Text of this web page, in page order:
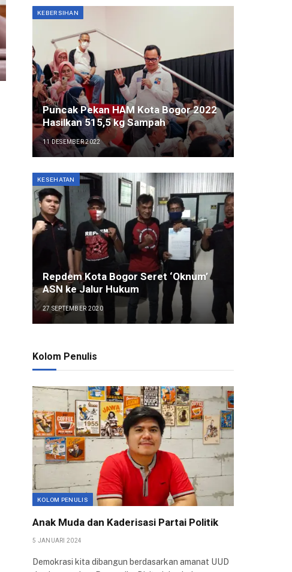
KEBERSIHAN
Puncak Pekan HAM Kota Bogor 2022
Hasilkan 515,5 kg Sampah
11 DESEMBER 2022
KESEHATAN
Repdem Kota Bogor Seret ‘Oknum’
ASN ke Jalur Hukum
27 SEPTEMBER 2020
Kolom Penulis
KOLOM PENULIS
Anak Muda dan Kaderisasi Partai Politik
5 JANUARI 2024
Demokrasi kita dibangun berdasarkan amanat UUD